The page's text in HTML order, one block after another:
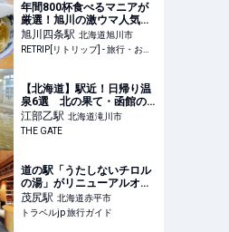
年間800杯食べるマニアが
厳選！旭川の激ウマ人気ラ
ーメン8選 | RETRIP[リトリ
ップ]
旭川四条駅 北海道旭川市
RETRIP[リトリップ] - 旅行・おでかけメディア
【北海道】駅近！日帰り温
泉6選 北の果て・函館の
先っぽの温泉も鉄道＆路面
電車で | THE GATE
江部乙駅 北海道滝川市
THE GATE
道の駅「うたしないチロル
の湯」がリニューアルオー
プン！テーマはサスティナ
ブル | 北海道 | トラベルjp
旅行ガイド
茂尻駅 北海道赤平市
トラベルjp 旅行ガイド